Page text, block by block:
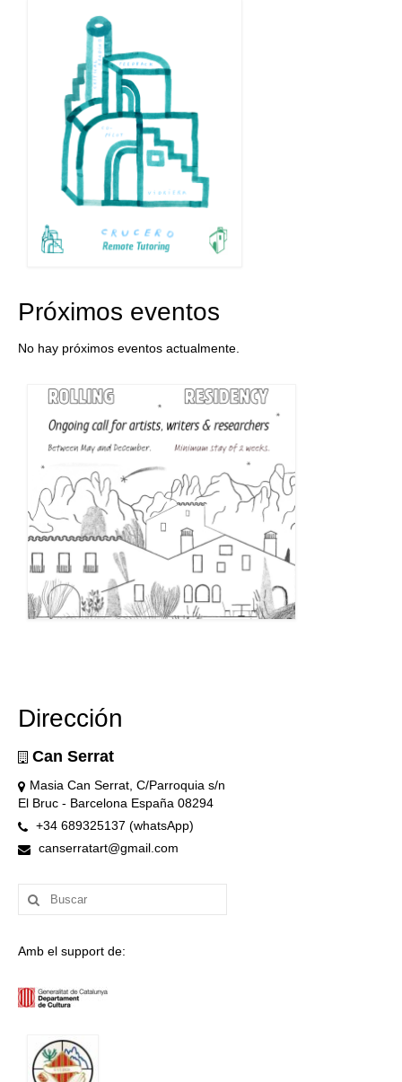
Próximos eventos
No hay próximos eventos actualmente.
Dirección
Can Serrat
Masia Can Serrat, C/Parroquia s/n
El Bruc - Barcelona España 08294
+34 689325137 (whatsApp)
canserratart@gmail.com
Buscar
por:
Amb el support de: